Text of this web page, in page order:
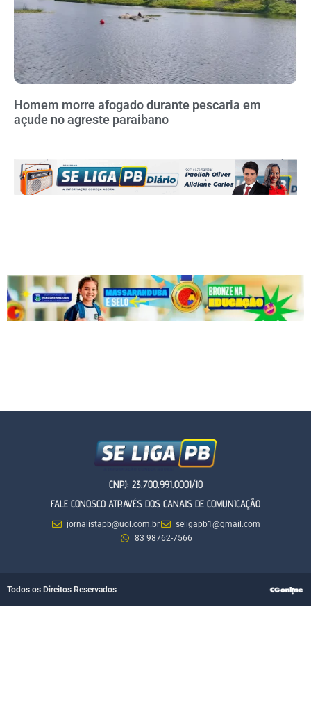
Homem morre afogado durante pescaria em
açude no agreste paraibano
CNPJ: 23.700.991.0001/10
FALE CONOSCO ATRAVÉS DOS CANAIS DE COMUNICAÇÃO
jornalistapb@uol.com.br
seligapb1@gmail.com
83 98762-7566
Todos os Direitos Reservados